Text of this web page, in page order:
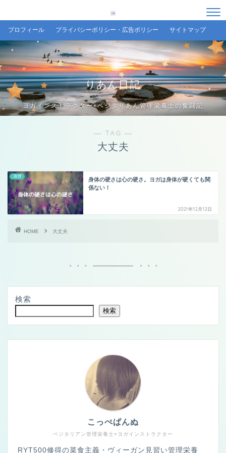
プロフィール プライバシーポリシー・広告ポリシー サイトマップ
りあん日記
ヨガインストラクター×ベジタりあん管理栄養士の奮闘記
― TAG ―
大丈夫
ヨガ
身体の硬さは心の硬さ。ヨガは身体が硬くても関
係ない！
2021年12月12日
HOME 大丈夫
検索
検索
ベジタリアン管理栄養士×ヨガインストラクター
こっぺぱんぬ
RYT500修得の菜食主義・ヴィーガン見習い管理栄養